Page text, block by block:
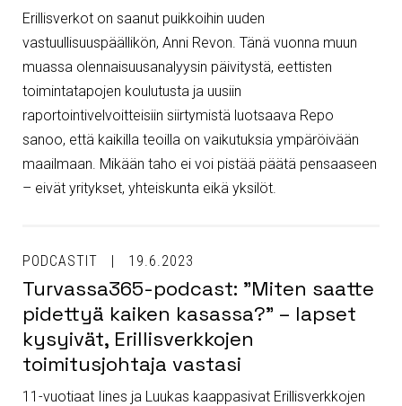
Erillisverkot on saanut puikkoihin uuden
vastuullisuuspäällikön, Anni Revon. Tänä vuonna muun
muassa olennaisuusanalyysin päivitystä, eettisten
toimintatapojen koulutusta ja uusiin
raportointivelvoitteisiin siirtymistä luotsaava Repo
sanoo, että kaikilla teoilla on vaikutuksia ympäröivään
maailmaan. Mikään taho ei voi pistää päätä pensaaseen
– eivät yritykset, yhteiskunta eikä yksilöt.
PODCASTIT 19.6.2023
Turvassa365-podcast: ”Miten saatte
pidettyä kaiken kasassa?” – lapset
kysyivät, Erillisverkkojen
toimitusjohtaja vastasi
11-vuotiaat Iines ja Luukas kaappasivat Erillisverkkojen